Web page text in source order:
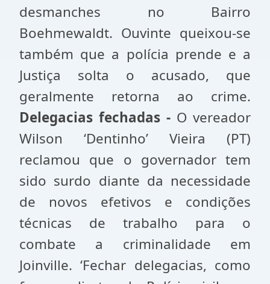
desmanches no Bairro
Boehmewaldt. Ouvinte queixou-se
também que a polícia prende e a
Justiça solta o acusado, que
geralmente retorna ao crime.
Delegacias fechadas - O vereador
Wilson ‘Dentinho’ Vieira (PT)
reclamou que o governador tem
sido surdo diante da necessidade
de novos efetivos e condições
técnicas de trabalho para o
combate a criminalidade em
Joinville. ‘Fechar delegacias, como